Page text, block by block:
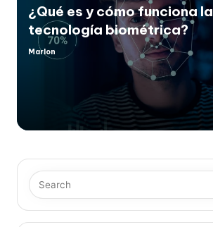
¿Qué es y cómo funciona la
tecnología biométrica?
Posted
Marlon